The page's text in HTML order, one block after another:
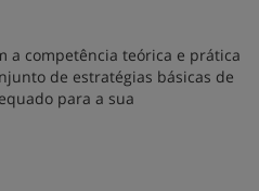
a competência teórica e prática
de estratégias básicas de
para a sua